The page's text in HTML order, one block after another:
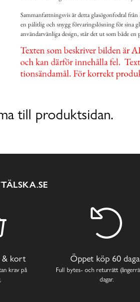
Sammanfattningsvis är detta glasögonfodral
en pålitlig och snygg förvaringslösning för sina
användarvänliga design, står det ut som både
till produktsidan.
& kort
krav på
Öppet köp 60
Full bytes- och returrätt
dagar.